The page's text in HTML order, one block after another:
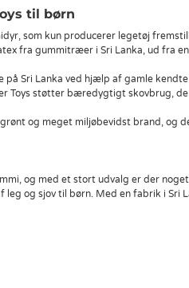
til børn
som kun producerer legetøj
fra gummitræer i Sri Lanka, ud fra
Sri Lanka ved hjælp af gamle
Toys støtter bæredygtigt skovbrug,
grønt og meget miljøbevidst brand,
og med et stort udvalg er der
leg og sjov til børn. Med en fabrik i